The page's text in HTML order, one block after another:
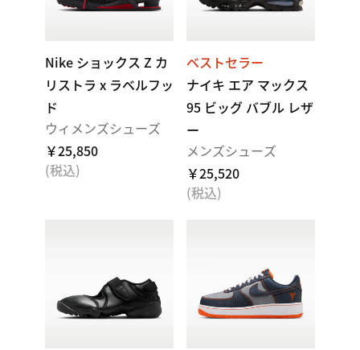
Nike ショックス Z カ
リストラ x ラベルフッ
ド
ウィメンズシューズ
￥25,850
(税込)
ベストセラー
ナイキ エア マックス
95 ビッグ バブル レザ
ー
メンズシューズ
￥25,520
(税込)